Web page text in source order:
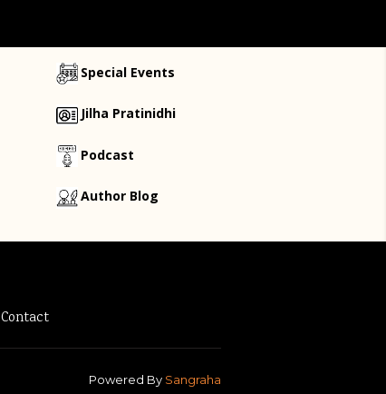
Special Events
Jilha Pratinidhi
Podcast
Author Blog
Contact
Powered By Sangraha